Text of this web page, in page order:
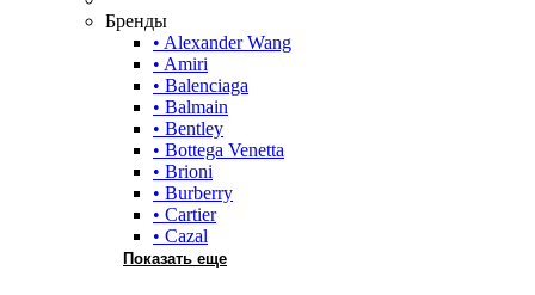
Бренды
• Alexander Wang
• Amiri
• Balenciaga
• Balmain
• Bentley
• Bottega Venetta
• Brioni
• Burberry
• Cartier
• Cazal
Показать еще